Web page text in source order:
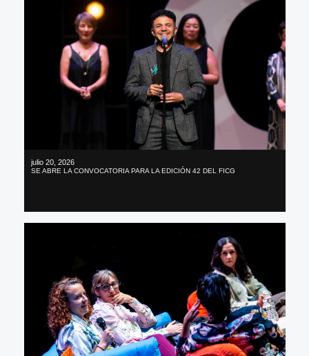
julio 20, 2026
SE ABRE LA CONVOCATORIA PARA LA EDICIÓN 42 DEL FICG